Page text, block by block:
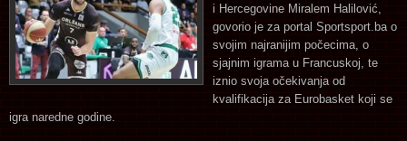
i Hercegovine Miralem Halilović,
govorio je za portal Sportsport.ba o
svojim najranijim počecima, o
sjajnim igrama u Francuskoj, te
iznio svoja očekivanja od
kvalifikacija za Eurobasket koji se
igra naredne godine.